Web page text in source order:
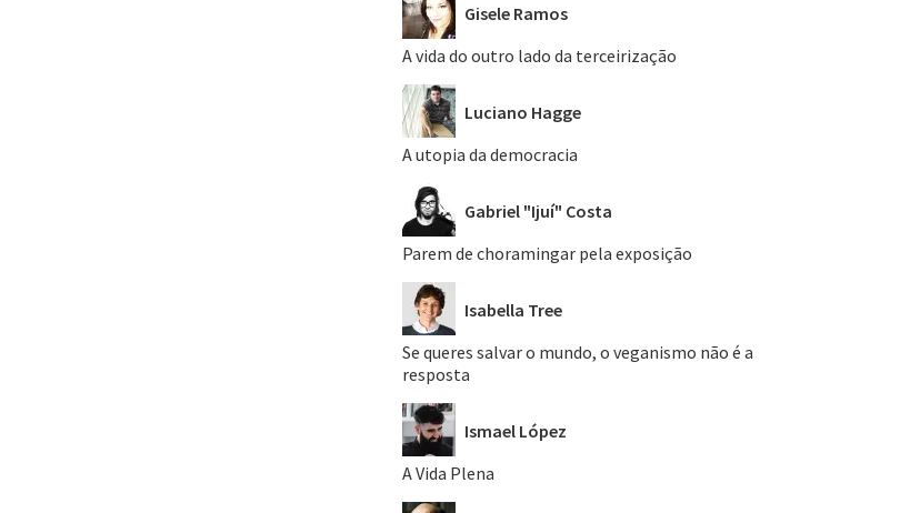
Gisele Ramos
A vida do outro lado da terceirização
Luciano Hagge
A utopia da democracia
Gabriel "Ijuí" Costa
Parem de choramingar pela exposição
Isabella Tree
Se queres salvar o mundo, o veganismo não é a
resposta
Ismael López
A Vida Plena